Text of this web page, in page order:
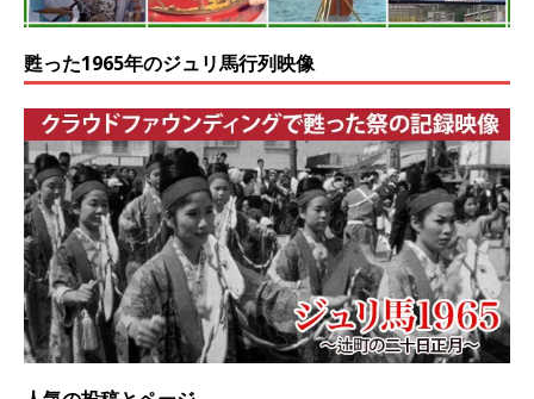
甦った1965年のジュリ馬行列映像